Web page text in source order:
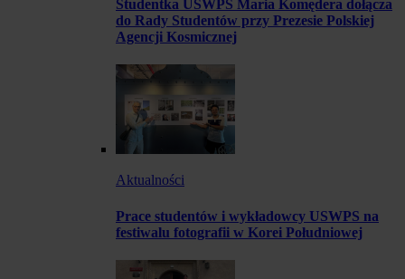
Studentka USWPS Maria Komędera dołącza
do Rady Studentów przy Prezesie Polskiej
Agencji Kosmicznej
Aktualności
Prace studentów i wykładowcy USWPS na
festiwalu fotografii w Korei Południowej